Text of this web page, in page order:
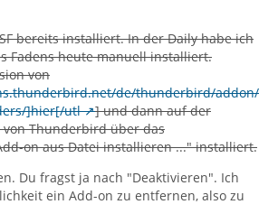
bereits installiert. In der Daily habe ich
Fadens heute manuell installiert.
von
de/thunderbird/addon/
]hier[/utl
] und dann auf der
Thunderbird über das
on aus Datei installieren ..." installiert.
Du fragst ja nach "Deaktivieren". Ich
ein Add-on zu entfernen, also zu